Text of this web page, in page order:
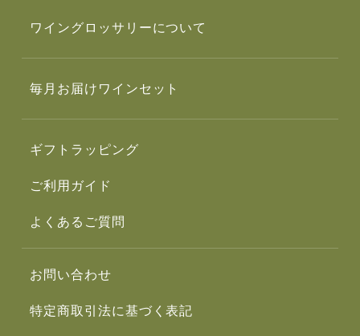
ワイングロッサリーについて
毎月お届けワインセット
ギフトラッピング
ご利用ガイド
よくあるご質問
お問い合わせ
特定商取引法に基づく表記